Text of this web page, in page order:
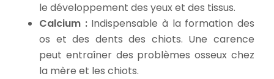
le développement des yeux et des tissus.
Calcium : Indispensable à la formation des
os et des dents des chiots. Une carence
peut entraîner des problèmes osseux chez
la mère et les chiots.